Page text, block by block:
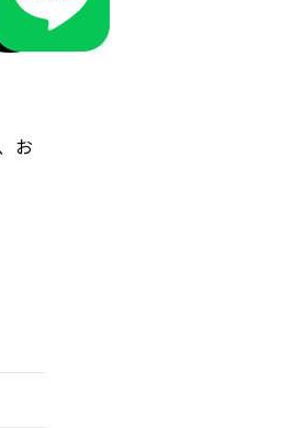
／適時開示体制
お